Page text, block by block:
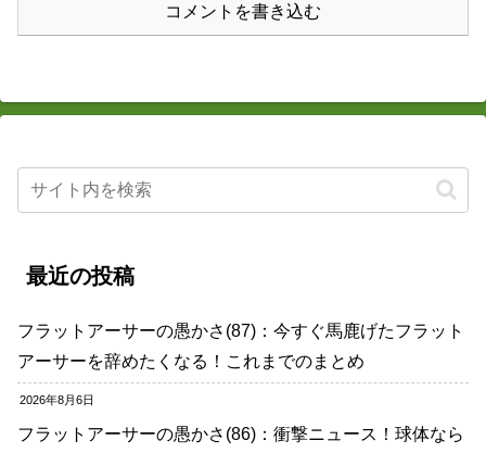
コメントを書き込む
最近の投稿
フラットアーサーの愚かさ(87)：今すぐ馬鹿げたフラット
アーサーを辞めたくなる！これまでのまとめ
2026年8月6日
フラットアーサーの愚かさ(86)：衝撃ニュース！球体なら